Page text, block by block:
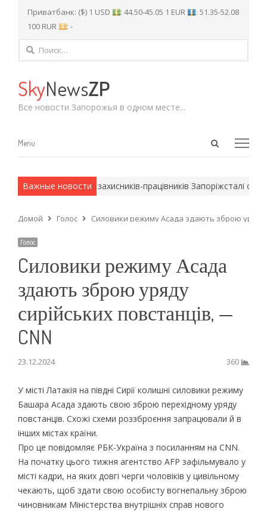
Приватбанк: ($) 1 USD : 44.50-45.05 1 EUR
: 51.35-52.08
100 RUR
: -
Найти:
SkyNewsZP
Все новости Запорожья в одном месте...
Open
Menu
Menu
Важные новости
методы. Діти захисників-працівників Запоріжсталі
Домой Голос Cиловики режиму Асада здають зброю уряду
Голос
Cиловики режиму Асада
здають зброю уряду
сирійських повстанців, —
CNN
23.12.2024 360
У місті Латакія на півдні Сирії колишні силовики режиму
Башара Асада здають свою зброю перехідному уряду
повстанців. Схожі схеми роззброєння запрацювали й в
інших містах країни.
Про це повідомляє РБК-Україна з посиланням на CNN.
На початку цього тижня агентство AFP зафільмувало у
місті кадри, на яких довгі черги чоловіків у цивільному
чекають, щоб здати свою особисту вогнепальну зброю
чиновникам Міністерства внутрішніх справ нового